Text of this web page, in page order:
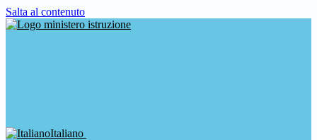
Salta al contenuto
Italiano